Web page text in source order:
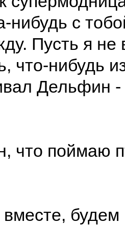
нибудь с
Пусть я не
что-нибудь
Дельфин
что поймаю
будем